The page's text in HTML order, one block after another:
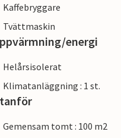
Kaffebryggare
Tvättmaskin
energi
Helårsisolerat
Klimatanläggning : 1 st.
Gemensam tomt : 100 m2